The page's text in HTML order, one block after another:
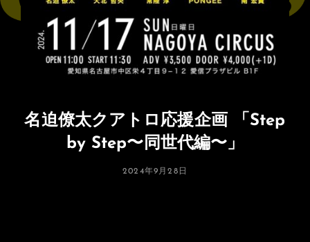
名迫僚太クアトロ応援企画 「Step
by Step〜同世代編〜」
投
2024年9月28日